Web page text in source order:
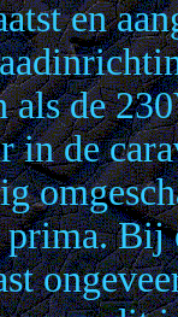
en
als de
in de
Bij